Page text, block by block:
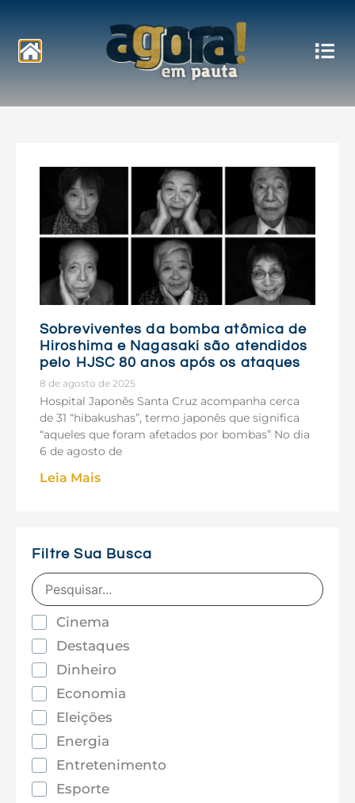
Notícias
Sobreviventes da bomba atômica de
Hiroshima e Nagasaki são atendidos
pelo HJSC 80 anos após os ataques
8 de agosto de 2025
Hospital Japonês Santa Cruz acompanha cerca
de 31 “hibakushas”, termo japonês que significa
“aqueles que foram afetados por bombas” No dia
6 de agosto de
Leia Mais
Filtre Sua Busca
Cinema
Destaques
Dinheiro
Economia
Eleições
Energia
Entretenimento
Esporte